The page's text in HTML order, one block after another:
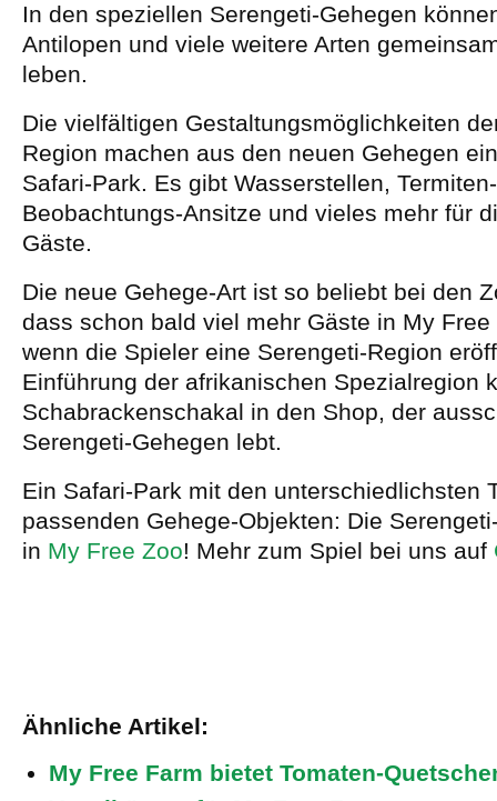
In den speziellen Serengeti-Gehegen
Antilopen und viele weitere Arten
leben.
Die vielfältigen Gestaltungsmöglichkeiten
Region machen aus den neuen Gehegen
Safari-Park. Es gibt Wasserstellen,
Beobachtungs-Ansitze und vieles mehr für
Gäste.
Die neue Gehege-Art ist so beliebt bei den
dass schon bald viel mehr Gäste in My
wenn die Spieler eine Serengeti-Region
Einführung der afrikanischen Spezialregion
Schabrackenschakal in den Shop, der
Serengeti-Gehegen lebt.
Ein Safari-Park mit den unterschiedlichsten
passenden Gehege-Objekten: Die
in My Free Zoo! Mehr zum Spiel bei uns auf
Ähnliche Artikel:
My Free Farm bietet Tomaten-